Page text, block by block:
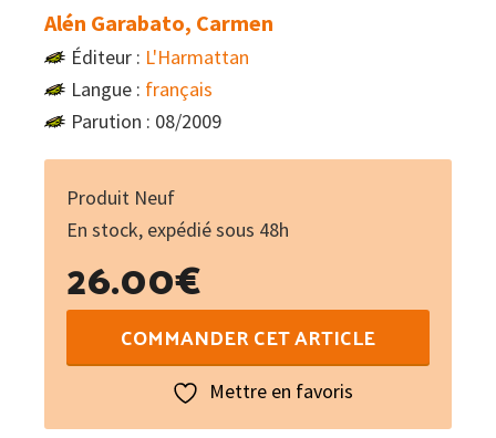
Alén Garabato, Carmen
Éditeur : L'Harmattan
Langue : français
Parution : 08/2009
Produit Neuf
En stock, expédié sous 48h
26.00€
de
COMMANDER CET ARTICLE
Mettre en favoris